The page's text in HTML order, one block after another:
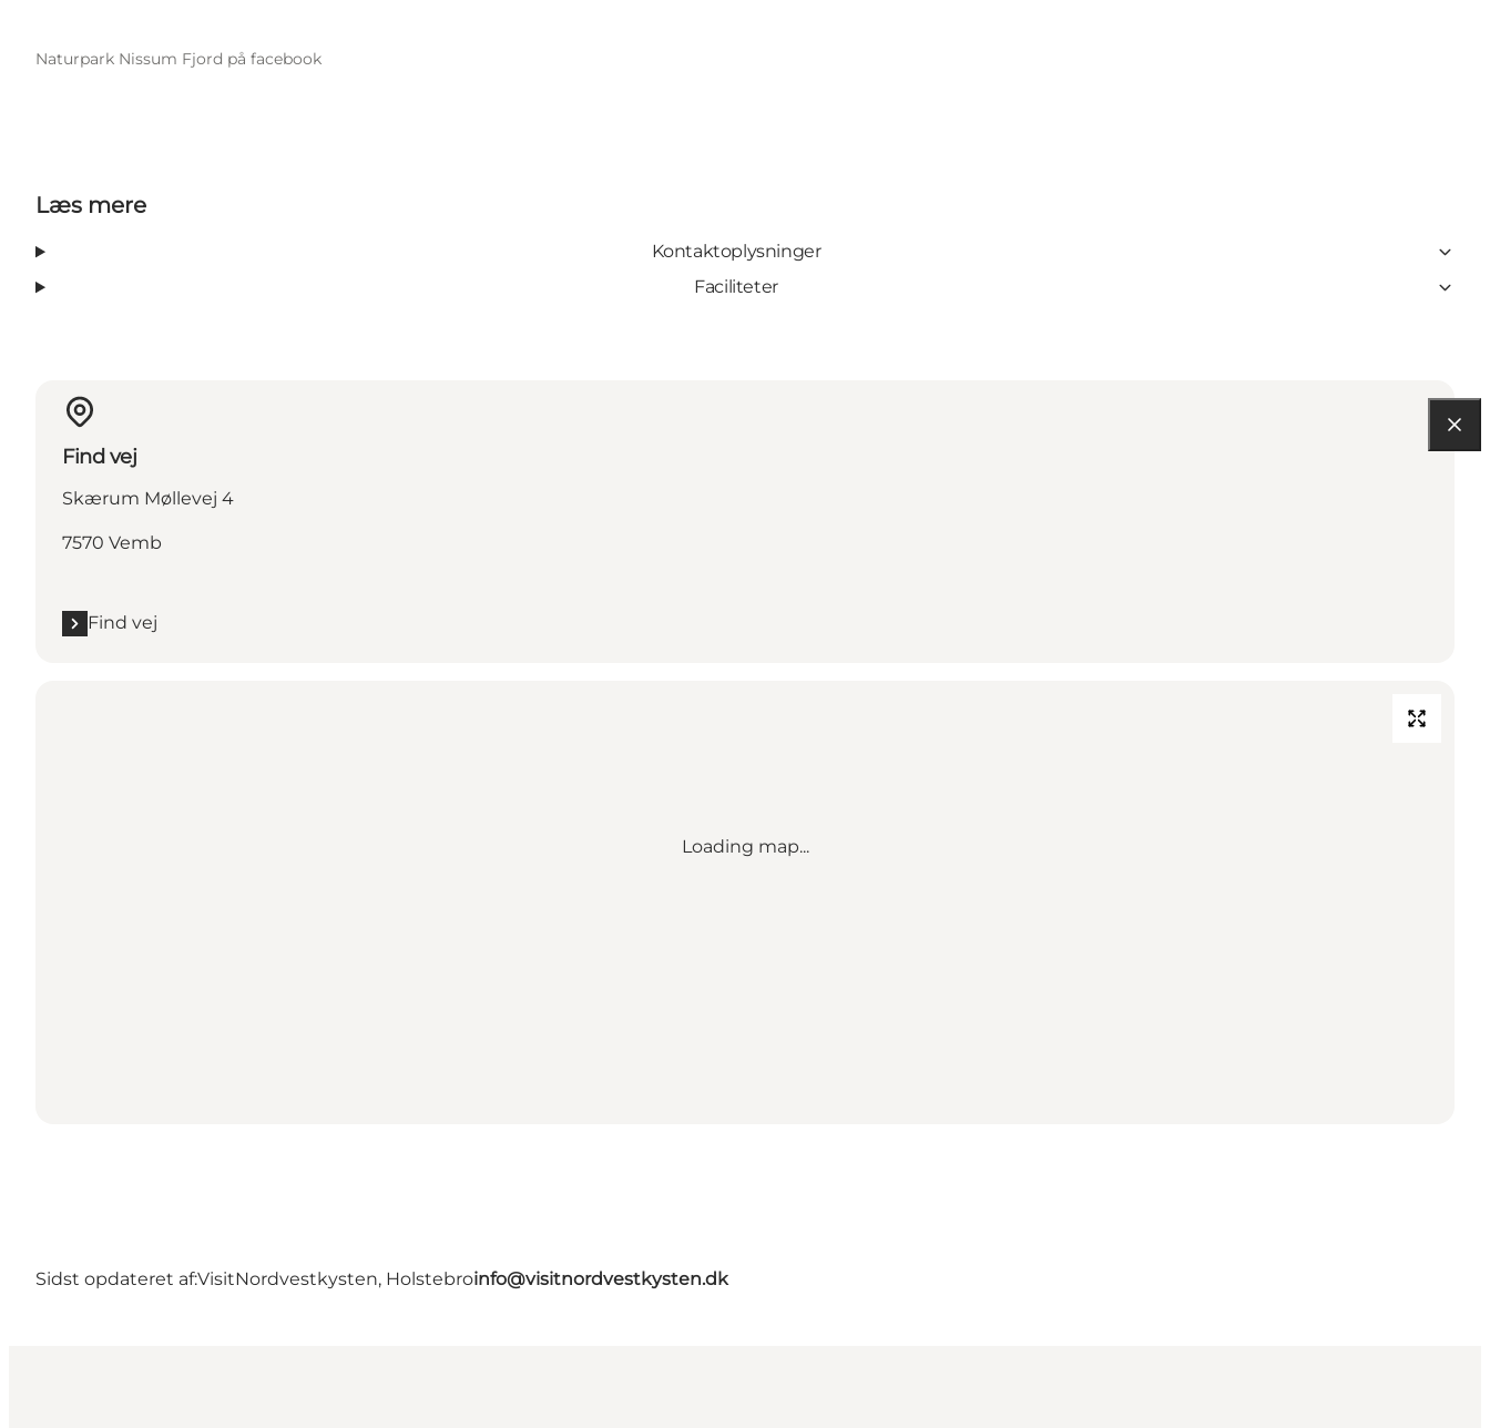
Naturpark Nissum Fjord på facebook
Læs mere
Kontaktoplysninger
Faciliteter
Find vej
Skærum Møllevej 4
7570 Vemb
Find vej
Loading map...
Sidst opdateret af:VisitNordvestkysten, Holstebroinfo@visitnordvestkysten.dk